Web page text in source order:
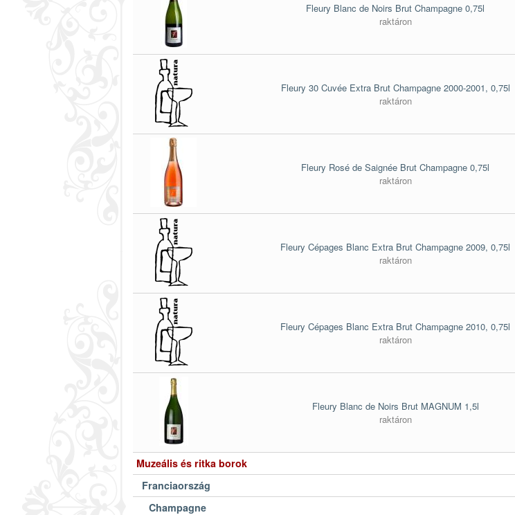
Fleury Blanc de Noirs Brut Champagne 0,75l
raktáron
Fleury 30 Cuvée Extra Brut Champagne 2000-2001, 0,75l
raktáron
Fleury Rosé de Saignée Brut Champagne 0,75l
raktáron
Fleury Cépages Blanc Extra Brut Champagne 2009, 0,75l
raktáron
Fleury Cépages Blanc Extra Brut Champagne 2010, 0,75l
raktáron
Fleury Blanc de Noirs Brut MAGNUM 1,5l
raktáron
Muzeális és ritka borok
Franciaország
Champagne